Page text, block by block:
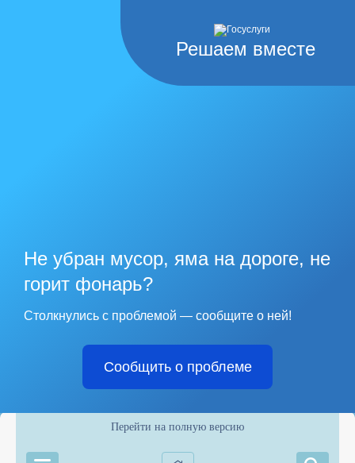
Решаем вместе
Не убран мусор, яма на дороге, не
горит фонарь?
Столкнулись с проблемой — сообщите о ней!
Сообщить о проблеме
Перейти на полную версию